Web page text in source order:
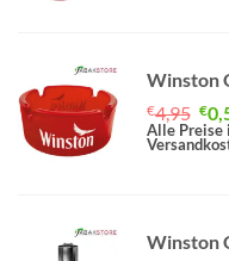
Winston
€4,95 €
Alle Preise
Winston